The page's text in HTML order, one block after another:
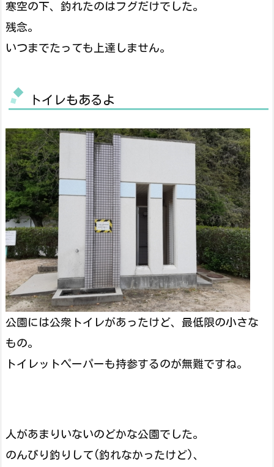
寒空の下、釣れたのはフグだけでした。
残念。
いつまでたっても上達しません。
トイレもあるよ
公園には公衆トイレがあったけど、最低限の小さな
もの。
トイレットペーパーも持参するのが無難ですね。
人があまりいないのどかな公園でした。
のんびり釣りして(釣れなかったけど)、